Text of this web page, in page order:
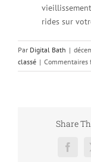
rides sur
Par Digital Bath |
classé | Commentaires
Share